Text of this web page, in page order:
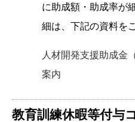
に助成額・助成率が
細は、下記の資料を
人材開発支援助成金
案内
教育訓練休暇等付与